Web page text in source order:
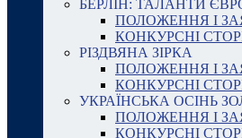
БЕРЛІН: ТАЛАНТИ
ПОЛОЖЕННЯ І
КОНКУРСНІ
РІЗДВЯНА ЗІРКА
ПОЛОЖЕННЯ І
КОНКУРСНІ
УКРАЇНСЬКА ОСІНЬ
ПОЛОЖЕННЯ І
КОНКУРСНІ